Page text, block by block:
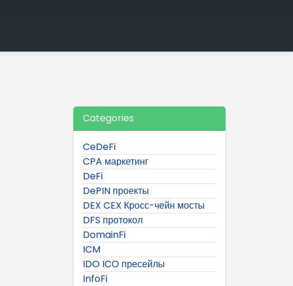
Categories
CeDeFi
CPA маркетинг
DeFi
DePIN проекты
DEX CEX Кросс-чейн мосты
DFS протокол
DomainFi
ICM
IDO ICO пресейлы
InfoFi